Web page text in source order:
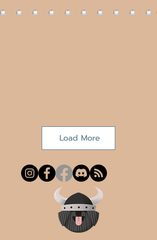
Load More